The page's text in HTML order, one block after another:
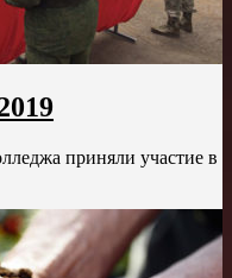
приняли участие в